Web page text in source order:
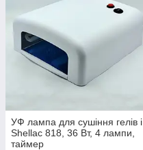
УФ лампа для сушіння гелів і
Shellac 818, 36 Вт, 4 лампи,
таймер